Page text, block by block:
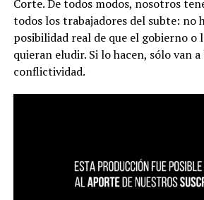
Corte. De todos modos, nosotros
todos los trabajadores del subte: no
posibilidad real de que el gobierno o
quieran eludir. Si lo hacen, sólo van
conflictividad.